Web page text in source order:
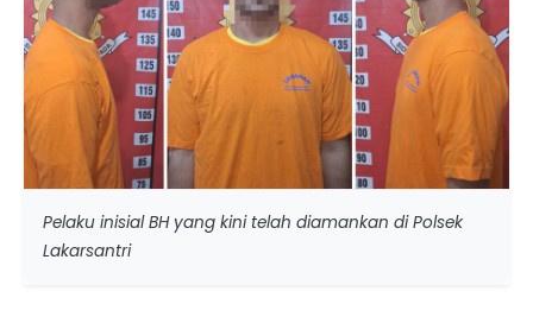
Pelaku inisial BH yang kini telah diamankan di Polsek
Lakarsantri